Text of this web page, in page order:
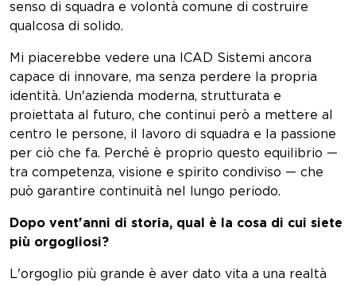
senso di squadra e volontà comune di costruire
qualcosa di solido.
Mi piacerebbe vedere una ICAD Sistemi ancora
capace di innovare, ma senza perdere la propria
identità. Un'azienda moderna, strutturata e
proiettata al futuro, che continui però a mettere al
centro le persone, il lavoro di squadra e la passione
per ciò che fa. Perché è proprio questo equilibrio —
tra competenza, visione e spirito condiviso — che
può garantire continuità nel lungo periodo.
Dopo vent'anni di storia, qual è la cosa di cui siete
più orgogliosi?
L'orgoglio più grande è aver dato vita a una realtà